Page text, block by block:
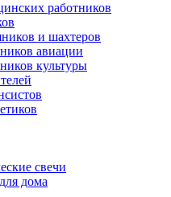
работников
и шахтеров
авиации
культуры
свечи
дома